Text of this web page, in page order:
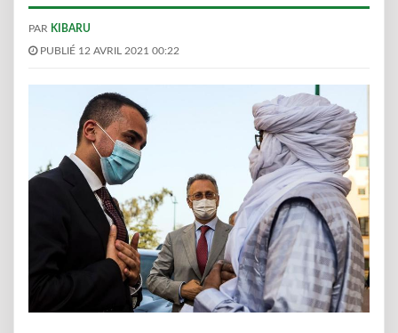
PAR KIBARU
PUBLIÉ 12 AVRIL 2021 00:22